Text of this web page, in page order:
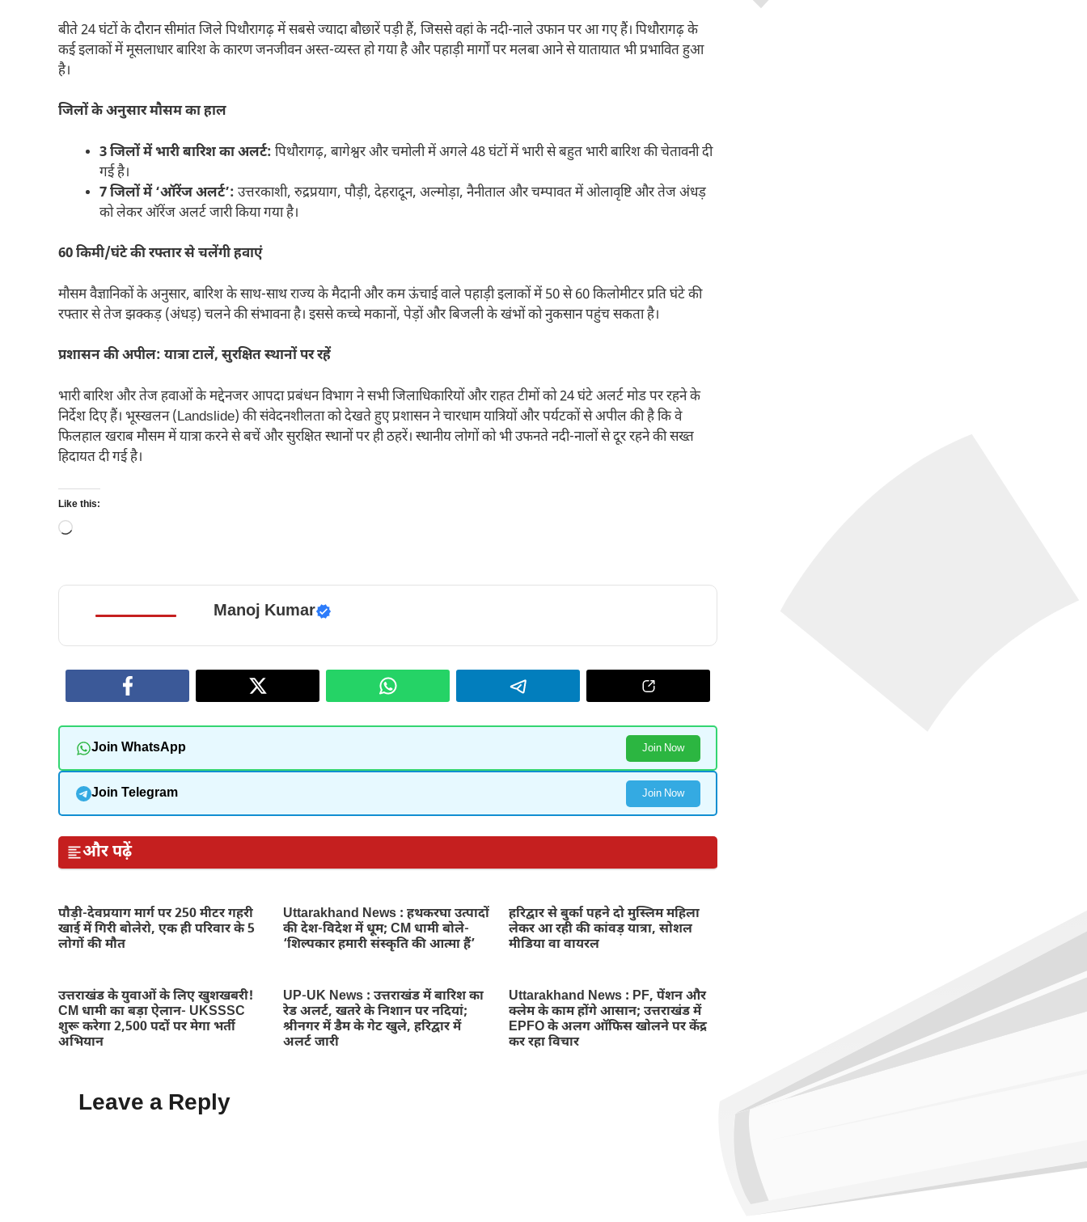
बीते 24 घंटों के दौरान सीमांत जिले पिथौरागढ़ में सबसे ज्यादा बौछारें पड़ी हैं, जिससे वहां के नदी-नाले उफान पर आ गए हैं। पिथौरागढ़ के
कई इलाकों में मूसलाधार बारिश के कारण जनजीवन अस्त-व्यस्त हो गया है और पहाड़ी मार्गों पर मलबा आने से यातायात भी प्रभावित हुआ
है।
जिलों के अनुसार मौसम का हाल
3 जिलों में भारी बारिश का अलर्ट: पिथौरागढ़, बागेश्वर और चमोली में अगले 48 घंटों में भारी से बहुत भारी बारिश की चेतावनी दी
गई है।
7 जिलों में ‘ऑरेंज अलर्ट’: उत्तरकाशी, रुद्रप्रयाग, पौड़ी, देहरादून, अल्मोड़ा, नैनीताल और चम्पावत में ओलावृष्टि और तेज अंधड़
को लेकर ऑरेंज अलर्ट जारी किया गया है।
60 किमी/घंटे की रफ्तार से चलेंगी हवाएं
मौसम वैज्ञानिकों के अनुसार, बारिश के साथ-साथ राज्य के मैदानी और कम ऊंचाई वाले पहाड़ी इलाकों में 50 से 60 किलोमीटर प्रति घंटे की
रफ्तार से तेज झक्कड़ (अंधड़) चलने की संभावना है। इससे कच्चे मकानों, पेड़ों और बिजली के खंभों को नुकसान पहुंच सकता है।
प्रशासन की अपील: यात्रा टालें, सुरक्षित स्थानों पर रहें
भारी बारिश और तेज हवाओं के मद्देनजर आपदा प्रबंधन विभाग ने सभी जिलाधिकारियों और राहत टीमों को 24 घंटे अलर्ट मोड पर रहने के
निर्देश दिए हैं। भूस्खलन (Landslide) की संवेदनशीलता को देखते हुए प्रशासन ने चारधाम यात्रियों और पर्यटकों से अपील की है कि वे
फिलहाल खराब मौसम में यात्रा करने से बचें और सुरक्षित स्थानों पर ही ठहरें। स्थानीय लोगों को भी उफनते नदी-नालों से दूर रहने की सख्त
हिदायत दी गई है।
Like this:
Loading…
Manoj Kumar
Join WhatsApp Join Now
Join Telegram Join Now
और पढ़ें
पौड़ी-देवप्रयाग मार्ग पर 250 मीटर गहरी
खाई में गिरी बोलेरो, एक ही परिवार के 5
लोगों की मौत
Uttarakhand News : हथकरघा उत्पादों
की देश-विदेश में धूम; CM धामी बोले-
‘शिल्पकार हमारी संस्कृति की आत्मा हैं’
हरिद्वार से बुर्का पहने दो मुस्लिम महिला
लेकर आ रही की कांवड़ यात्रा, सोशल
मीडिया वा वायरल
उत्तराखंड के युवाओं के लिए खुशखबरी!
CM धामी का बड़ा ऐलान- UKSSSC
शुरू करेगा 2,500 पदों पर मेगा भर्ती
अभियान
UP-UK News : उत्तराखंड में बारिश का
रेड अलर्ट, खतरे के निशान पर नदियां;
श्रीनगर में डैम के गेट खुले, हरिद्वार में
अलर्ट जारी
Uttarakhand News : PF, पेंशन और
क्लेम के काम होंगे आसान; उत्तराखंड में
EPFO के अलग ऑफिस खोलने पर केंद्र
कर रहा विचार
Leave a Reply